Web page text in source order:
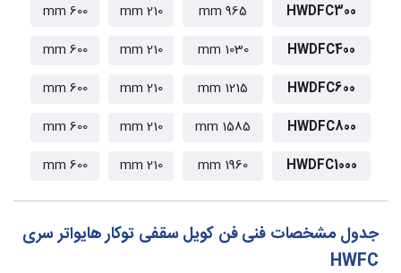
HWDFC300
965 mm
210 mm
600 mm
HWDFC400
1030 mm
210 mm
600 mm
HWDFC600
1215 mm
210 mm
600 mm
HWDFC800
1585 mm
210 mm
600 mm
HWDFC1000
1960 mm
210 mm
600 mm
جدول مشخصات فنی فن کویل سقفی توکار هایواتر سری
HWFC